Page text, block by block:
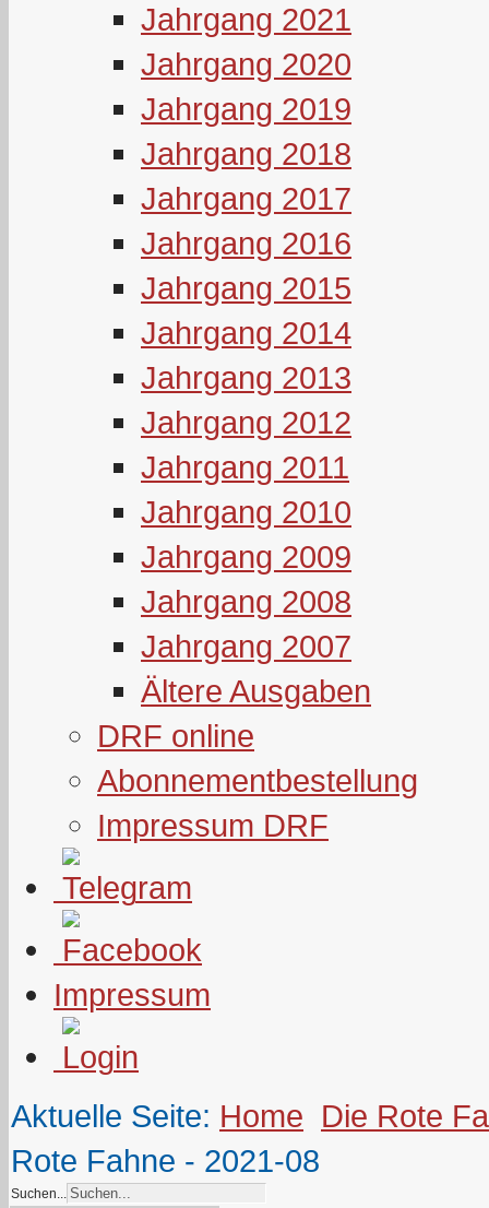
Jahrgang 2021
Jahrgang 2020
Jahrgang 2019
Jahrgang 2018
Jahrgang 2017
Jahrgang 2016
Jahrgang 2015
Jahrgang 2014
Jahrgang 2013
Jahrgang 2012
Jahrgang 2011
Jahrgang 2010
Jahrgang 2009
Jahrgang 2008
Jahrgang 2007
Ältere Ausgaben
DRF online
Abonnementbestellung
Impressum DRF
Impressum
Aktuelle Seite: Home Die Rote
Rote Fahne - 2021-08
Suchen...